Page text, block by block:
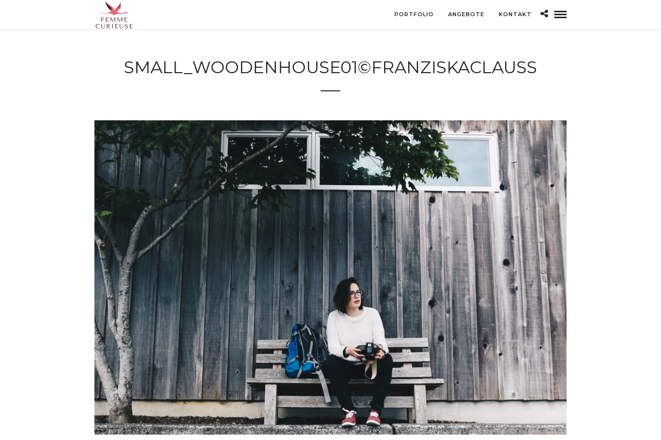
PORTFOLIO ANGEBOTE KONTAKT
SMALL_WOODENHOUSE01©FRANZISKACLAUSS